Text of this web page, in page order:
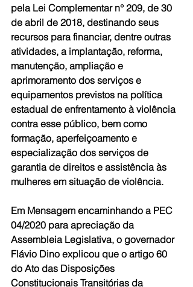
pela Lei Complementar n° 209, de 30
de abril de 2018, destinando seus
recursos para financiar, dentre outras
atividades, a implantação, reforma,
manutenção, ampliação e
aprimoramento dos serviços e
equipamentos previstos na política
estadual de enfrentamento à violência
contra esse público, bem como
formação, aperfeiçoamento e
especialização dos serviços de
garantia de direitos e assistência às
mulheres em situação de violência.
Em Mensagem encaminhando a PEC
04/2020 para apreciação da
Assembleia Legislativa, o governador
Flávio Dino explicou que o artigo 60
do Ato das Disposições
Constitucionais Transitórias da